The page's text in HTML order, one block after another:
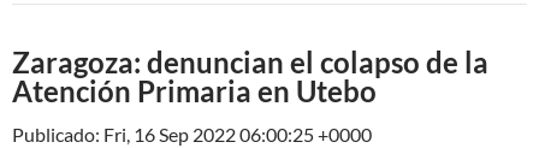
Zaragoza: denuncian el colapso de la
Atención Primaria en Utebo
Publicado: Fri, 16 Sep 2022 06:00:25 +0000